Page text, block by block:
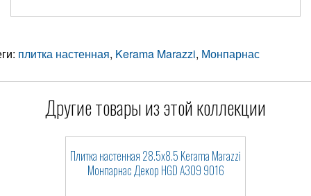
плитка настенная, Kerama Marazzi, Монпарнас
Другие товары из этой коллекции
Плитка настенная 28.5x8.5 Kerama Marazzi
Монпарнас Декор HGD A309 9016